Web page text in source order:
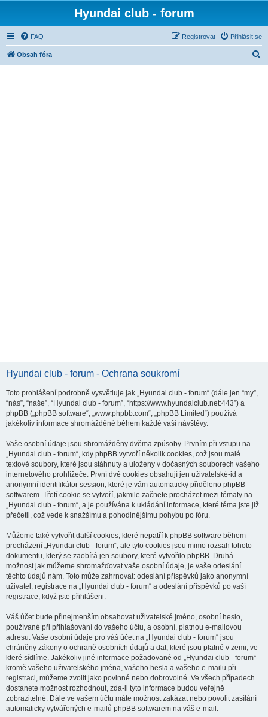
Hyundai club - forum
FAQ Přihlásit se
Registrovat
Obsah fóra
Hyundai club - forum - Ochrana soukromí
Toto prohlášení podrobně vysvětluje jak „Hyundai club - forum“ (dále jen “my”,
“nás”, “naše”, “Hyundai club - forum”, “https://www.hyundaiclub.net:443”) a
phpBB („phpBB software“, „www.phpbb.com“, „phpBB Limited“) používá
jakékoliv informace shromážděné během každé vaší návštěvy.
Vaše osobní údaje jsou shromážděny dvěma způsoby. Prvním při vstupu na
„Hyundai club - forum“, kdy phpBB vytvoří několik cookies, což jsou malé
textové soubory, které jsou stáhnuty a uloženy v dočasných souborech vašeho
internetového prohlížeče. První dvě cookies obsahují jen uživatelské-id a
anonymní identifikátor session, které je vám automaticky přiděleno phpBB
softwarem. Třetí cookie se vytvoří, jakmile začnete procházet mezi tématy na
„Hyundai club - forum“, a je používána k ukládání informace, které téma jste již
přečetli, což vede k snažšímu a pohodlnějšímu pohybu po fóru.
Můžeme také vytvořit další cookies, které nepatří k phpBB software během
procházení „Hyundai club - forum“, ale tyto cookies jsou mimo rozsah tohoto
dokumentu, který se zaobírá jen soubory, které vytvořilo phpBB. Druhá
možnost jak můžeme shromažďovat vaše osobní údaje, je vaše odeslání
těchto údajů nám. Toto může zahrnovat: odeslání příspěvků jako anonymní
uživatel, registrace na „Hyundai club - forum“ a odeslání příspěvků po vaší
registrace, když jste přihlášeni.
Váš účet bude přinejmenším obsahovat uživatelské jméno, osobní heslo,
používané při přihlašování do vašeho účtu, a osobní, platnou e-mailovou
adresu. Vaše osobní údaje pro váš účet na „Hyundai club - forum“ jsou
chráněny zákony o ochraně osobních údajů a dat, které jsou platné v zemi, ve
které sídlíme. Jakékoliv jiné informace požadované od „Hyundai club - forum“
kromě vašeho uživatelského jména, vašeho hesla a vašeho e-mailu při
registraci, můžeme zvolit jako povinné nebo dobrovolné. Ve všech případech
dostanete možnost rozhodnout, zda-li tyto informace budou veřejně
zobrazitelné. Dále ve vašem účtu máte možnost zakázat nebo povolit zasílání
automaticky vytvářených e-mailů phpBB softwarem na váš e-mail.